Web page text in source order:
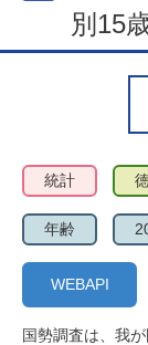
別15
統計
年齢
WEBAPI
国勢調査は、我